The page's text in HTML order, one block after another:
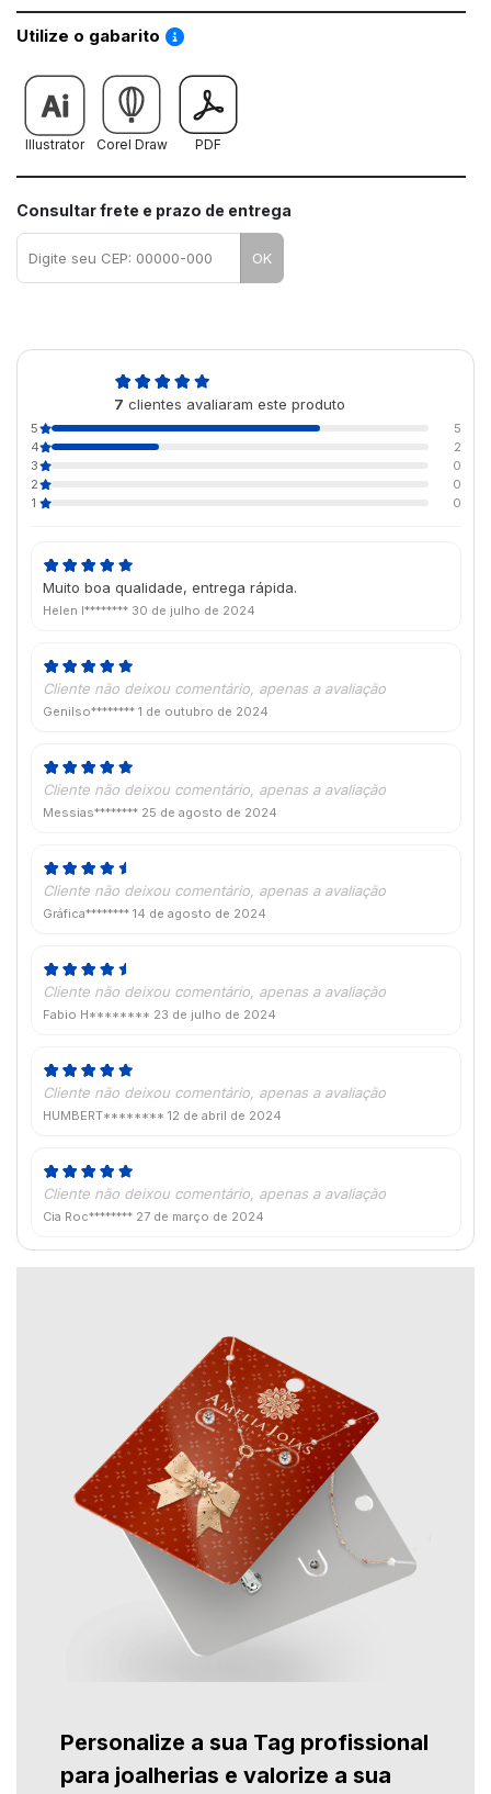
Utilize o gabarito Saiba como utilizar os nossos gabaritos
Illustrator Corel Draw PDF
Consultar frete e prazo de entrega
OK
7 clientes avaliaram este produto
5
5
4
2
3
0
2
0
1
0
Muito boa qualidade, entrega rápida.
Helen l******** 30 de julho de 2024
Cliente não deixou comentário, apenas a avaliação
Genilso******** 1 de outubro de 2024
Cliente não deixou comentário, apenas a avaliação
Messias******** 25 de agosto de 2024
Cliente não deixou comentário, apenas a avaliação
Gráfica******** 14 de agosto de 2024
Cliente não deixou comentário, apenas a avaliação
Fabio H******** 23 de julho de 2024
Cliente não deixou comentário, apenas a avaliação
HUMBERT******** 12 de abril de 2024
Cliente não deixou comentário, apenas a avaliação
Cia Roc******** 27 de março de 2024
Personalize a sua Tag profissional
para joalherias e valorize a sua